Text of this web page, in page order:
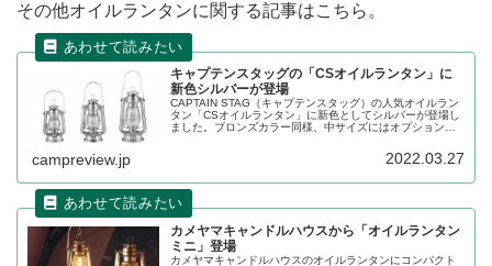
その他オイルランタンに関する記事はこちら。
キャプテンスタッグの「CSオイルランタン」に
新色シルバーが登場
CAPTAIN STAG（キャプテンスタッグ）の人気オイルラン
タン「CSオイルランタン」に新色としてシルバーが登場し
ました。ブロンズカラー同様、中サイズにはオプションと
campreview.jp 2022.03.27
カメヤマキャンドルハウスから「オイルランタン
ミニ」登場
カメヤマキャンドルハウスのオイルランタンにコンパクト